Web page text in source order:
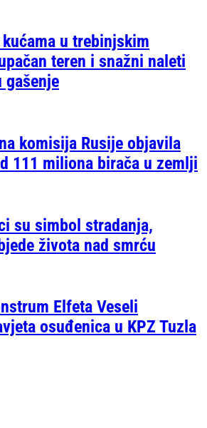
u trebinjskim
teren i snažni naleti
gašenje
komisija Rusije objavila
111 miliona birača u zemlji
su simbol stradanja,
života nad smrću
Elfeta Veseli
osuđenica u KPZ Tuzla